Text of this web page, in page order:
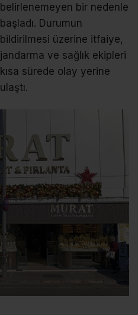
belirlenemeyen bir nedenle
başladı. Durumun
bildirilmesi üzerine itfaiye,
jandarma ve sağlık ekipleri
kısa sürede olay yerine
ulaştı.